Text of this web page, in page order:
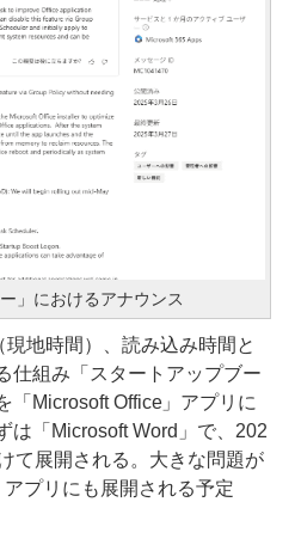
」におけるアナウンス
地時間）、読み込み時間と
仕組み「スタートアップブー
「Microsoft Office」アプリに
は「Microsoft Word」で、202
て展開される。大きな問題が
プリにも展開される予定